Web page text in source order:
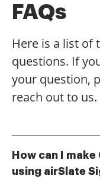
FAQs
Here is a list
questions. If
your question,
reach out to us.
How can I
using airSlate